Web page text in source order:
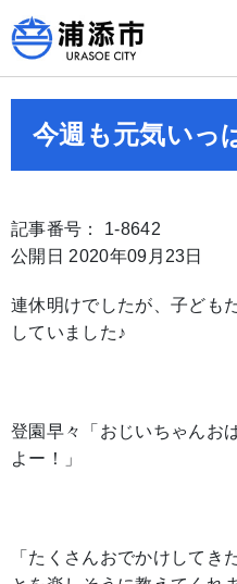
今週も元気いっ
記事番号： 1-8642
公開日 2020年09月23日
連休明けでしたが、子ども
していました♪
登園早々「おじいちゃんお
よー！」
「たくさんおでかけしてき